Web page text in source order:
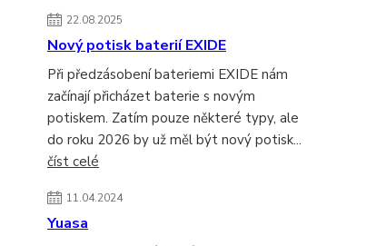
22.08.2025
Nový potisk baterií EXIDE
Při předzásobení bateriemi EXIDE nám
začínají přicházet baterie s novým
potiskem. Zatím pouze některé typy, ale
do roku 2026 by už měl být nový potisk...
číst celé
11.04.2024
Yuasa